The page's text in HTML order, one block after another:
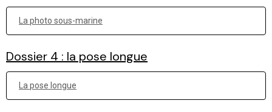
La photo sous-marine
Dossier 4 : la pose longue
La pose longue